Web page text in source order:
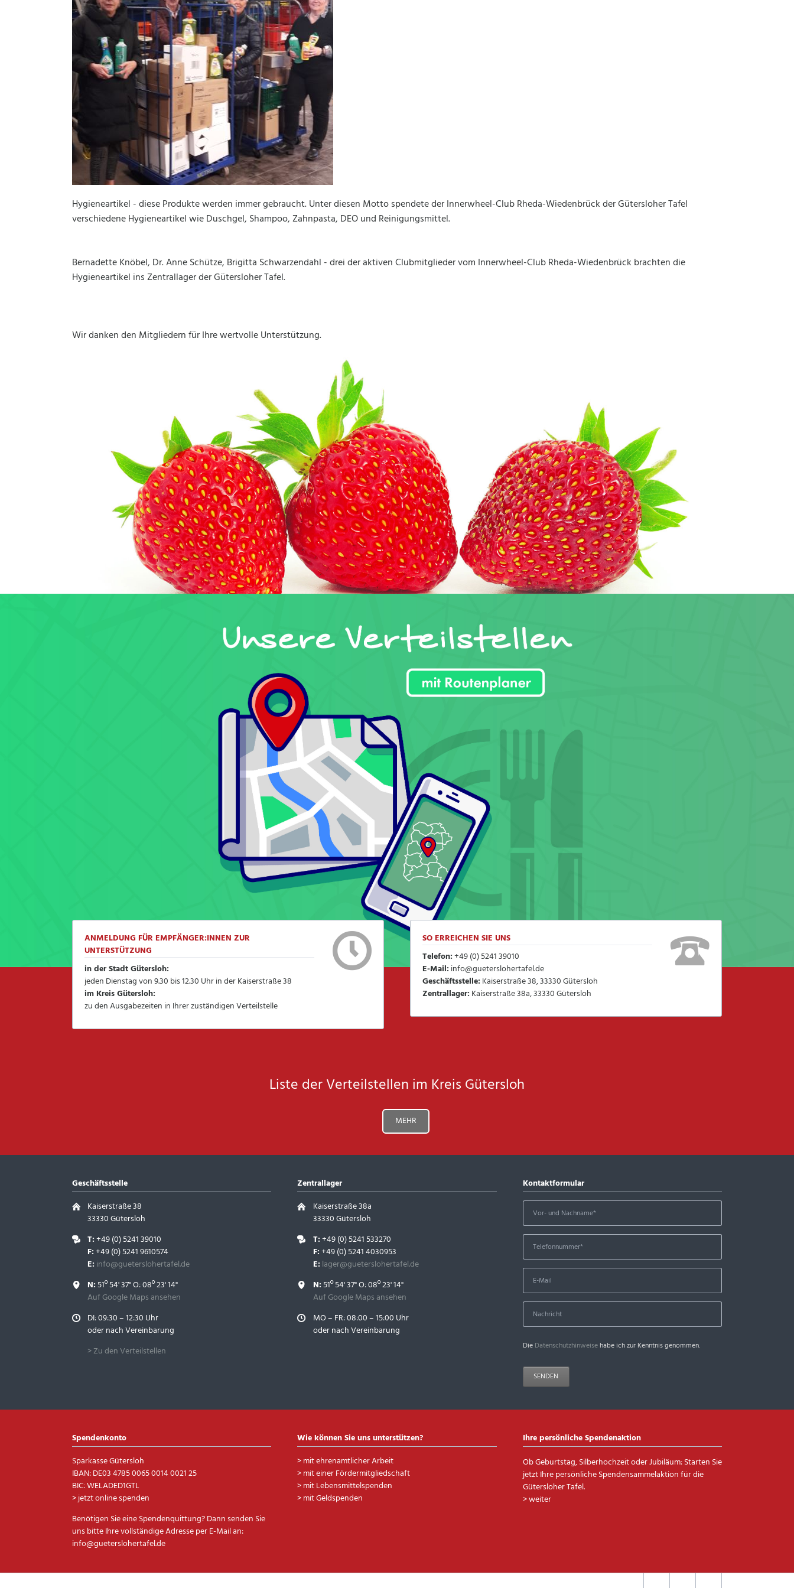
Hygieneartikel - diese Produkte werden immer gebraucht. Unter diesen Motto spendete der Innerwheel-Club Rheda-Wiedenbrück der Gütersloher Tafel
verschiedene Hygieneartikel wie Duschgel, Shampoo, Zahnpasta, DEO und Reinigungsmittel.
Bernadette Knöbel, Dr. Anne Schütze, Brigitta Schwarzendahl - drei der aktiven Clubmitglieder vom Innerwheel-Club Rheda-Wiedenbrück brachten die
Hygieneartikel ins Zentrallager der Gütersloher Tafel.
Wir danken den Mitgliedern für Ihre wertvolle Unterstützung.
ANMELDUNG FÜR EMPFÄNGER:INNEN ZUR
UNTERSTÜTZUNG
in der Stadt Gütersloh:
jeden Dienstag von 9.30 bis 12.30 Uhr in der Kaiserstraße 38
im Kreis Gütersloh:
zu den Ausgabezeiten in Ihrer zuständigen Verteilstelle
SO ERREICHEN SIE UNS
Telefon:+49 (0) 5241 39010
E-Mail: info@gueterslohertafel.de
Geschäftsstelle: Kaiserstraße 38, 33330 Gütersloh
Zentrallager: Kaiserstraße 38a, 33330 Gütersloh
Liste der Verteilstellen im Kreis Gütersloh
MEHR
Geschäftsstelle
Kaiserstraße 38
33330 Gütersloh
T:+49 (0) 5241 39010
F:+49 (0) 5241 9610574
E: info@gueterslohertafel.de
N: 51º 54' 37" O: 08º 23' 14"
Auf Google Maps ansehen
DI: 09:30 – 12:30 Uhr
oder nach Vereinbarung
> Zu den Verteilstellen
Zentrallager
Kaiserstraße 38a
33330 Gütersloh
T:+49 (0) 5241 533270
F:+49 (0) 5241 4030953
E: lager@gueterslohertafel.de
N: 51º 54' 37" O: 08º 23' 14"
Auf Google Maps ansehen
MO – FR: 08:00 – 15:00 Uhr
oder nach Vereinbarung
Kontaktformular
Die Datenschutzhinweisehabe ich zur Kenntnis genommen.
SENDEN
Spendenkonto
Sparkasse Gütersloh
IBAN: DE03 4785 0065 0014 0021 25
BIC: WELADED1GTL
> jetzt online spenden
Benötigen Sie eine Spendenquittung? Dann senden Sie
uns bitte Ihre vollständige Adresse per E-Mail an:
info@gueterslohertafel.de
Wie können Sie uns unterstützen?
>mit ehrenamtlicher Arbeit
>mit einer Fördermitgliedschaft
>mit Lebensmittelspenden
>mit Geldspenden
Ihre persönliche Spendenaktion
Ob Geburtstag, Silberhochzeit oder Jubiläum: Starten Sie
jetzt Ihre persönliche Spendensammelaktion für die
Gütersloher Tafel.
> weiter